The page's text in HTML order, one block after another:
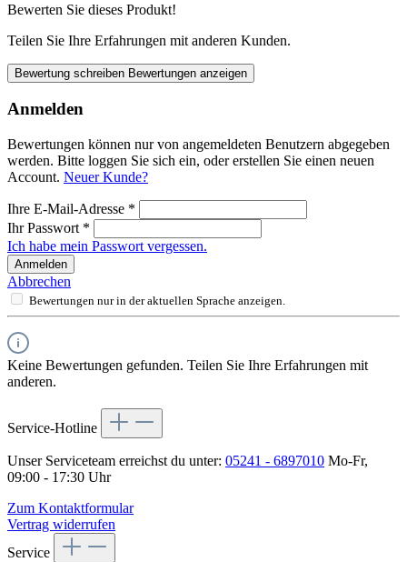
Bewerten Sie dieses Produkt!
Teilen Sie Ihre Erfahrungen mit anderen Kunden.
Bewertung schreiben Bewertungen anzeigen
Anmelden
Bewertungen können nur von angemeldeten Benutzern abgegeben
werden. Bitte loggen Sie sich ein, oder erstellen Sie einen neuen
Account. Neuer Kunde?
Ihre E-Mail-Adresse *
Ihr Passwort *
Ich habe mein Passwort vergessen.
Anmelden
Abbrechen
Bewertungen nur in der aktuellen Sprache anzeigen.
Keine Bewertungen gefunden. Teilen Sie Ihre Erfahrungen mit
anderen.
Service-Hotline
Unser Serviceteam erreichst du unter: 05241 - 6897010 Mo-Fr,
09:00 - 17:30 Uhr
Zum Kontaktformular
Vertrag widerrufen
Service